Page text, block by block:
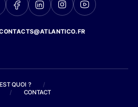
QUOI ?
/
/ CONTACT